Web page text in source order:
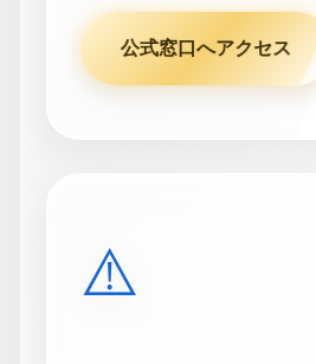
公式窓口へアクセス
⚠️